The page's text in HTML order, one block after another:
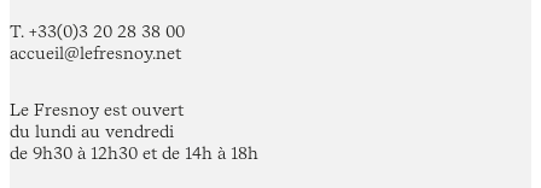
T. +33(0)3 20 28 38 00
accueil@lefresnoy.net
Le Fresnoy est ouvert
du lundi au vendredi
de 9h30 à 12h30 et de 14h à 18h